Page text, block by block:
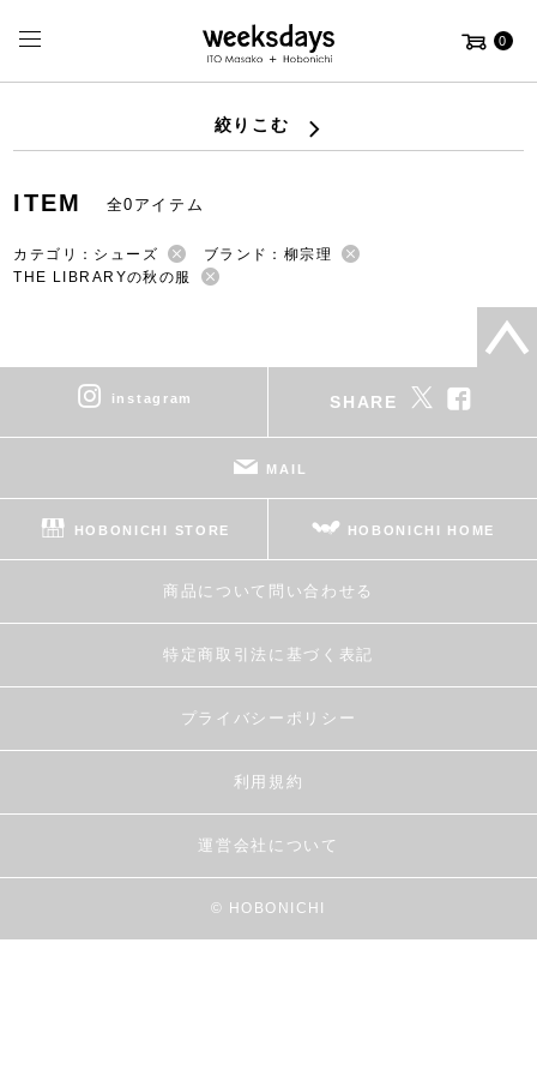
0
絞りこむ
ITEM 全0アイテム
カテゴリ：シューズ
ブランド：柳宗理
THE LIBRARYの秋の服
instagram SHARE
MAIL
HOBONICHI STORE HOBONICHI HOME
商品について問い合わせる
特定商取引法に基づく表記
プライバシーポリシー
利用規約
運営会社について
© HOBONICHI